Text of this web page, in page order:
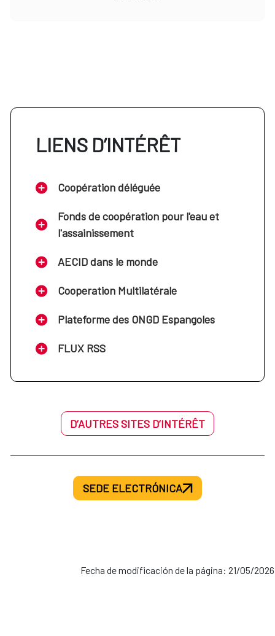
LIENS D’INTÉRÊT
Coopération déléguée
Fonds de coopération pour l'eau et
l'assainissement
AECID dans le monde
Cooperation Multilatérale
Plateforme des ONGD Espangoles
FLUX RSS
D’AUTRES SITES D’INTÉRÊT
SEDE ELECTRÓNICA
Fecha de modificación de la página: 21/05/2026